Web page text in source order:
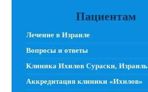
Пациентам
Лечение в Израиле
Вопросы и ответы
Клиника Ихилов Сураски, Израиль
Аккредитация клиники «Ихилов»